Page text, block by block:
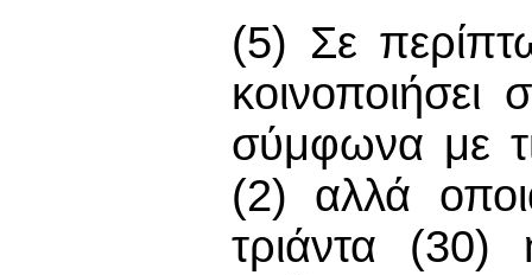
(5) Σε
σύμφωνα με
(2) αλλά
τριάντα